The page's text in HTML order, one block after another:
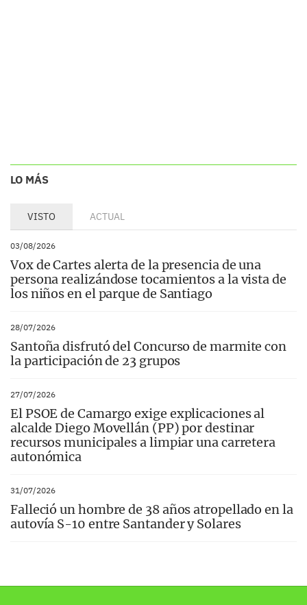
LO MÁS
VISTO ACTUAL
03/08/2026
Vox de Cartes alerta de la presencia de una
persona realizándose tocamientos a la vista de
los niños en el parque de Santiago
28/07/2026
Santoña disfrutó del Concurso de marmite con
la participación de 23 grupos
27/07/2026
El PSOE de Camargo exige explicaciones al
alcalde Diego Movellán (PP) por destinar
recursos municipales a limpiar una carretera
autonómica
31/07/2026
Falleció un hombre de 38 años atropellado en la
autovía S-10 entre Santander y Solares